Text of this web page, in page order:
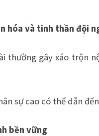
hóa và tinh thần đội
thường gây xáo trộn
sự cao có thể dẫn
bền vững